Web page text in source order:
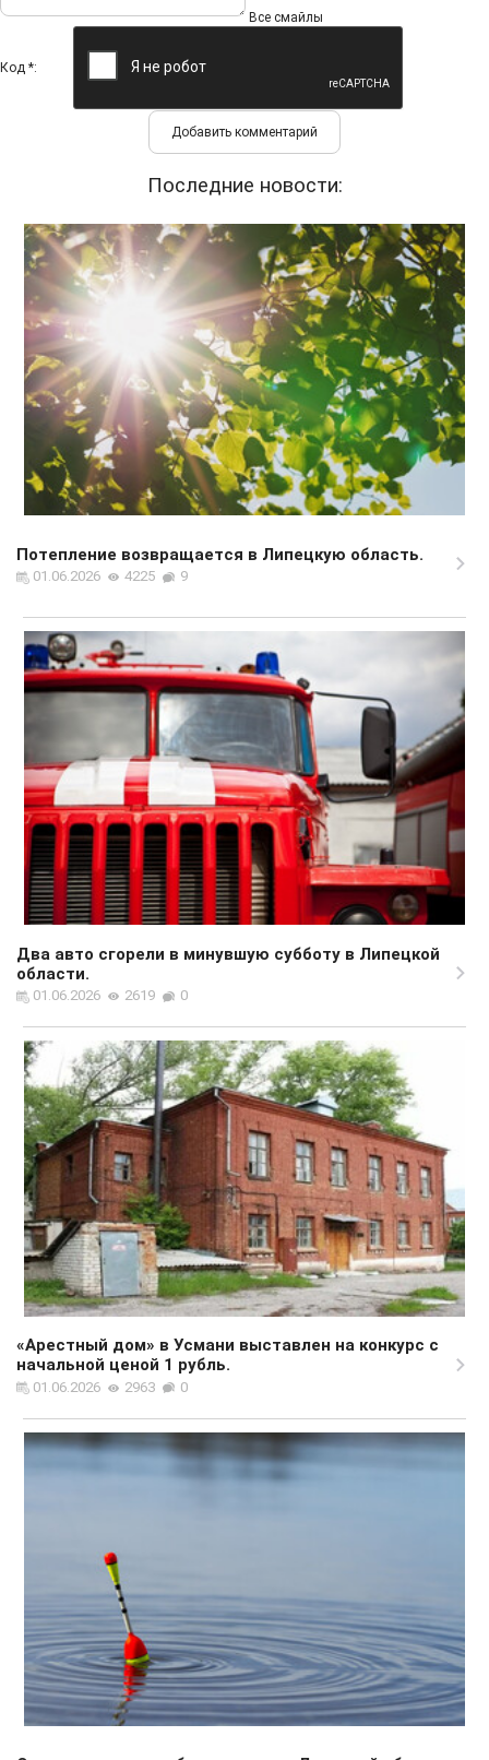
Все смайлы
Код *:
Последние новости:
Потепление возвращается в Липецкую область.
01.06.2026 4225 9
Два авто сгорели в минувшую субботу в Липецкой
области.
01.06.2026 2619 0
«Арестный дом» в Усмани выставлен на конкурс с
начальной ценой 1 рубль.
01.06.2026 2963 0